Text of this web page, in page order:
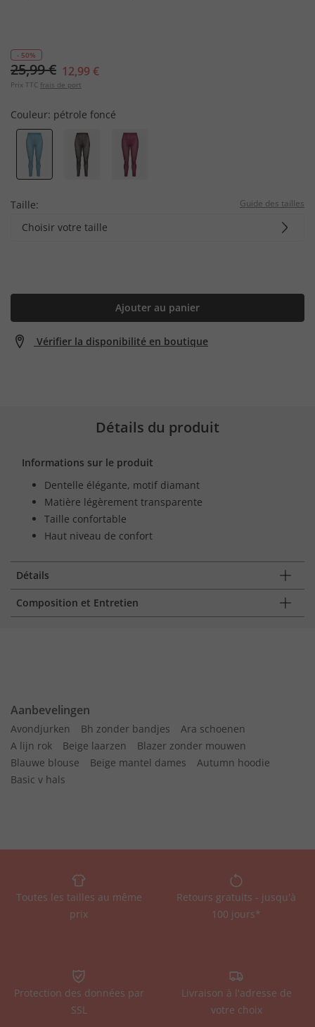
- 50%
25,99 € 12,99 €
Prix TTC frais de port
Couleur: pétrole foncé
Taille: Guide des tailles
Choisir votre taille
Ajouter au panier
Vérifier la disponibilité en boutique
Détails du produit
Informations sur le produit
Dentelle élégante, motif diamant
Matière légèrement transparente
Taille confortable
Haut niveau de confort
Détails
Composition et Entretien
Aanbevelingen
Avondjurken Bh zonder bandjes
Ara schoenen
A lijn rok
Beige laarzen
Blazer zonder mouwen
Blauwe blouse
Beige mantel dames
Autumn hoodie
Basic v hals
Toutes les tailles au même
prix
Retours gratuits - jusqu'à
100 jours*
Protection des données par
SSL
Livraison à l'adresse de
votre choix